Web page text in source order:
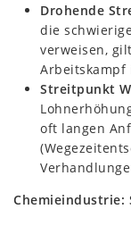
Drohende
die
verweisen,
Arbeitskampf
Streitpunkt
oft langen
Chemieindustrie: